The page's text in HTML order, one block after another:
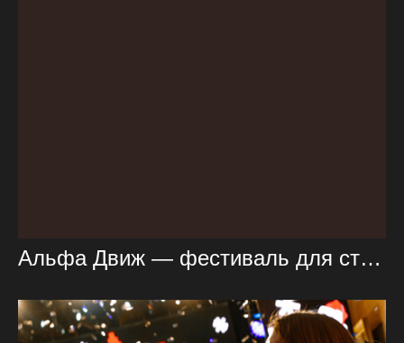
Альфа Движ — фестиваль для студентов